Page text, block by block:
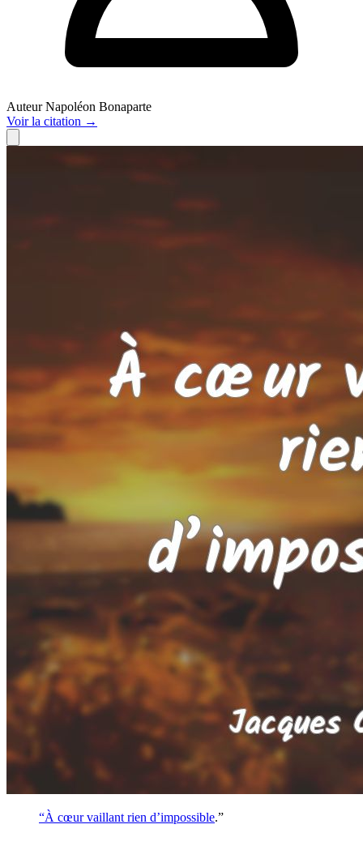
Auteur Napoléon Bonaparte
Voirla citation →
“À cœur vaillant rien d’impossible.”